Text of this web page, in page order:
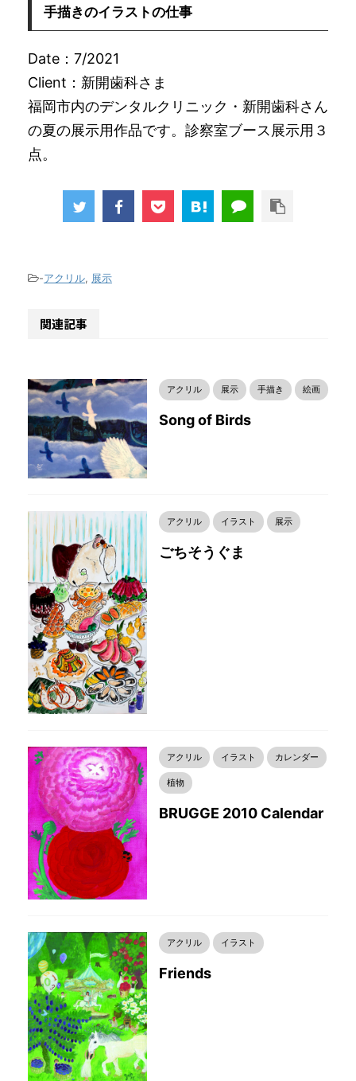
手描きのイラストの仕事
Date：7/2021
Client：新開歯科さま
福岡市内のデンタルクリニック・新開歯科さん
の夏の展示用作品です。診察室ブース展示用３
点。
-アクリル, 展示
関連記事
アクリル 展示 手描き 絵画
Song of Birds
アクリル イラスト 展示
ごちそうぐま
アクリル イラスト カレンダー
植物
BRUGGE 2010 Calendar
アクリル イラスト
Friends